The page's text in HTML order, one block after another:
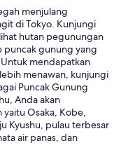
menjulang
di Tokyo. Kunjungi
hutan pegunungan
puncak gunung yang
mendapatkan
menawan, kunjungi
Puncak Gunung
Anda akan
Osaka, Kobe,
Kyushu, pulau terbesar
air panas, dan